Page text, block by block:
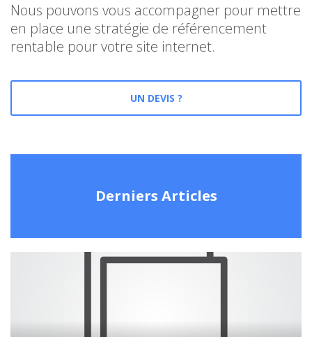
Nous pouvons vous accompagner pour mettre
en place une stratégie de référencement
rentable pour votre site internet.
UN DEVIS ?
Derniers Articles